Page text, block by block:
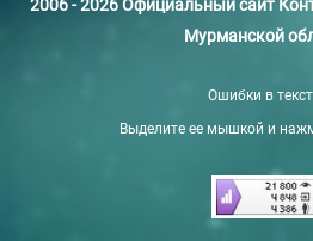
2006 - 2026 Официальный сайт
Мурманской
Ошибки в
Выделите ее мышкой и